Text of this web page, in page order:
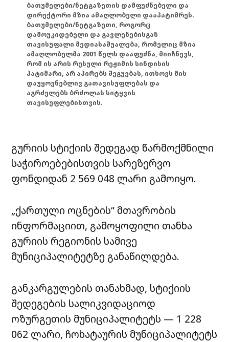
ბათუმელები/ნეტგაზეთის დამფუძნებელი და
დირექტორი მზია ამაღლობელი დააპატიმრეს.
ბათუმელები/ნეტგაზეთი, როგორც
დამოუკიდებელი და გავლენებისგან
თავისუფალი მედიასაშუალება, რომელიც მზია
ამაღლობელმა 2001 წელს დააფუძნა, მიიჩნევს,
რომ ის არის რუსული რეჟიმის სინდისის
პატიმარი, არ აპირებს შეგუებას, ითხოვს მის
დაუყოვნებლივ გათავისუფლებას და
აგრძელებს ბრძოლას სიტყვის
თავისუფლებისთვის.
გურიის სტიქიის შედეგად წარმოქმნილი
საჭიროებებისთვის სარეზერვო
ფონდიდან 2 569 048 ლარი გამოიყო.
„ქართული ოცნების“ მთავრობის
ინფორმაციით, გამოყოფილი თანხა
გურიის რეგიონის სამივე
მუნიციპალიტეტზე განაწილდება.
განკარგულების თანახმად, სტიქიის
შედეგების სალიკვიდაციოდ
ოზურგეთის მუნიციპალიტეტს — 1 228
062 ლარი, ჩოხატაურის მუნიციპალიტეტს